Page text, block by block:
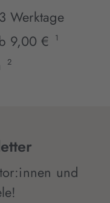
Werktage
9,00 €
1
2
und